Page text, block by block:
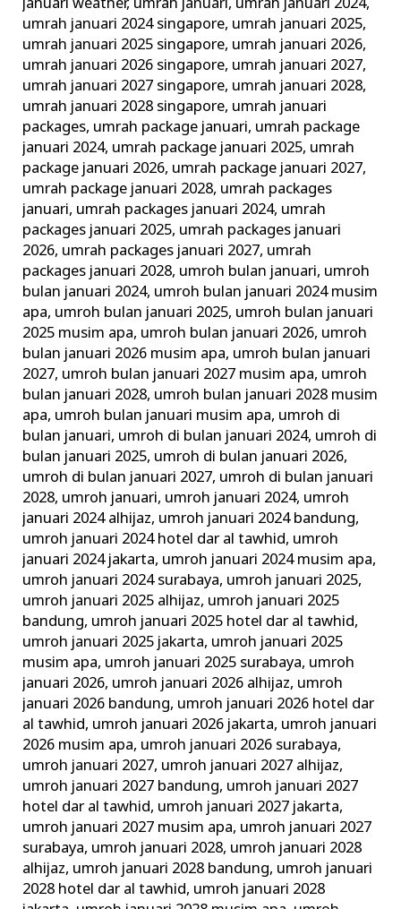
januari weather, umrah januari, umrah januari 2024,
umrah januari 2024 singapore, umrah januari 2025,
umrah januari 2025 singapore, umrah januari 2026,
umrah januari 2026 singapore, umrah januari 2027,
umrah januari 2027 singapore, umrah januari 2028,
umrah januari 2028 singapore, umrah januari
packages, umrah package januari, umrah package
januari 2024, umrah package januari 2025, umrah
package januari 2026, umrah package januari 2027,
umrah package januari 2028, umrah packages
januari, umrah packages januari 2024, umrah
packages januari 2025, umrah packages januari
2026, umrah packages januari 2027, umrah
packages januari 2028, umroh bulan januari, umroh
bulan januari 2024, umroh bulan januari 2024 musim
apa, umroh bulan januari 2025, umroh bulan januari
2025 musim apa, umroh bulan januari 2026, umroh
bulan januari 2026 musim apa, umroh bulan januari
2027, umroh bulan januari 2027 musim apa, umroh
bulan januari 2028, umroh bulan januari 2028 musim
apa, umroh bulan januari musim apa, umroh di
bulan januari, umroh di bulan januari 2024, umroh di
bulan januari 2025, umroh di bulan januari 2026,
umroh di bulan januari 2027, umroh di bulan januari
2028, umroh januari, umroh januari 2024, umroh
januari 2024 alhijaz, umroh januari 2024 bandung,
umroh januari 2024 hotel dar al tawhid, umroh
januari 2024 jakarta, umroh januari 2024 musim apa,
umroh januari 2024 surabaya, umroh januari 2025,
umroh januari 2025 alhijaz, umroh januari 2025
bandung, umroh januari 2025 hotel dar al tawhid,
umroh januari 2025 jakarta, umroh januari 2025
musim apa, umroh januari 2025 surabaya, umroh
januari 2026, umroh januari 2026 alhijaz, umroh
januari 2026 bandung, umroh januari 2026 hotel dar
al tawhid, umroh januari 2026 jakarta, umroh januari
2026 musim apa, umroh januari 2026 surabaya,
umroh januari 2027, umroh januari 2027 alhijaz,
umroh januari 2027 bandung, umroh januari 2027
hotel dar al tawhid, umroh januari 2027 jakarta,
umroh januari 2027 musim apa, umroh januari 2027
surabaya, umroh januari 2028, umroh januari 2028
alhijaz, umroh januari 2028 bandung, umroh januari
2028 hotel dar al tawhid, umroh januari 2028